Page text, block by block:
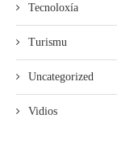
Tecnoloxía
Turismu
Uncategorized
Vidios